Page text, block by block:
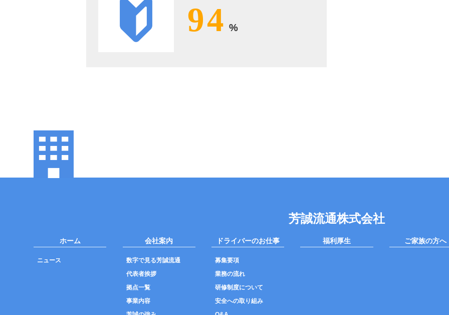
94 %
芳誠流通株式会社
ホーム
ニュース
会社案内
数字で見る芳誠流通
代表者挨拶
拠点一覧
事業内容
ドライバーのお仕事
募集要項
業務の流れ
研修制度について
安全への取り組み
福利厚生 ご家族の方へ